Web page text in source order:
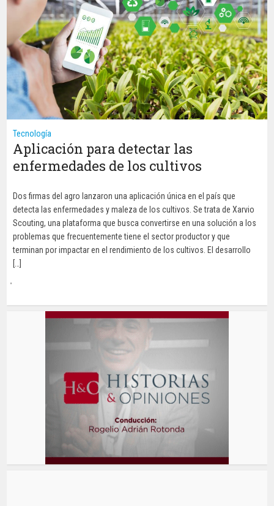
Tecnología
Aplicación para detectar las
enfermedades de los cultivos
Dos firmas del agro lanzaron una aplicación única en el país que
detecta las enfermedades y maleza de los cultivos. Se trata de Xarvio
Scouting, una plataforma que busca convertirse en una solución a los
problemas que frecuentemente tiene el sector productor y que
terminan por impactar en el rendimiento de los cultivos. El desarrollo
[…]